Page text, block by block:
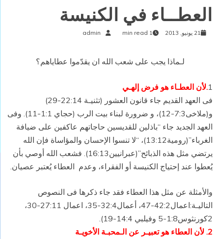
العطــاء في الكنيسة
21 يونيو, 2013 1 min read
admin
لـماذا يجب على شعب الله ان يقدّموا عطاياهم؟
1.لأن العطـاء هو فرض إلهـي
فى العهد القديم جاء قانون العشور (تثنيـة 22:14-29)
و(ملاخى7:3-12)، و ضرورة لبناء بيت الرب (حجاي 1:1-11). وفى
العهد الجديد جاء “باذلين للقديسين حاجاتهم عاكفين على ضيافة
الغرباء”(رومية13:12)، “لا تنسوا الإحسان والمؤاساة فإن الله
يرتضي مثل هذه الذبائح”(عبرانيين16:13). فشعب الله أوصي بأن
يُعطوا عند إحتياج الكنيسة أو الفقراء، وعدم العطاء يُعتبر عصيان.
والأمثلة عن مثل هذا العطاء فقد جاء ذكرها فى النصوص
التاليـة:اعمال42:2-47، أعمال32:4-35، اعمال 27:11-30،
2كورنثوس1:8-5 وفيلبي 14:4-19).
2. لأن العطاء هو تعبيـر عن الـمحبـة الأخويـة